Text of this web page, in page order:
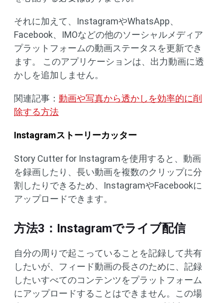
それに加えて、InstagramやWhatsApp、
Facebook、IMOなどの他のソーシャルメディア
プラットフォームの動画ステータスを更新でき
ます。 このアプリケーションは、出力動画に透
かしを追加しません。
関連記事： 動画や写真から透かしを効率的に削
除する方法
Instagramストーリーカッター
Story Cutter for Instagramを使用すると、動画
を録画したり、長い動画を複数のクリップに分
割したりできるため、InstagramやFacebookに
アップロードできます。
方法3：Instagramでライブ配信
自分の周りで起こっていることを記録して共有
したいが、フィード動画の長さのために、記録
したいすべてのコンテンツをプラットフォーム
にアップロードすることはできません。この場